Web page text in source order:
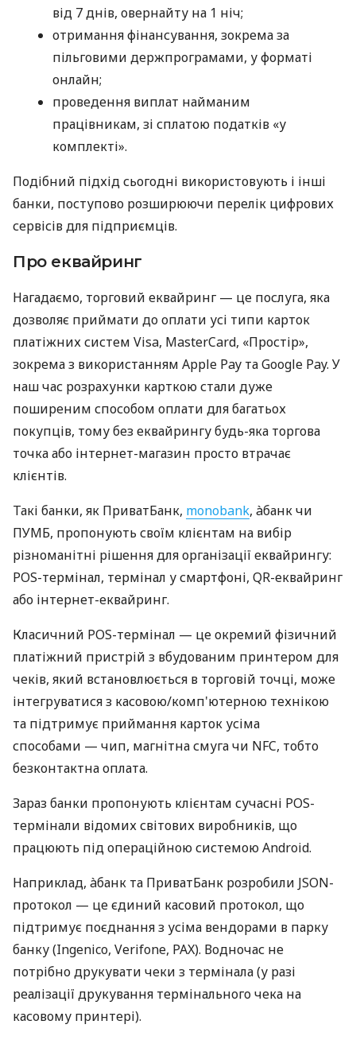
від 7 днів, овернайту на 1 ніч;
отримання фінансування, зокрема за
пільговими держпрограмами, у форматі
онлайн;
проведення виплат найманим
працівникам, зі сплатою податків «у
комплекті».
Подібний підхід сьогодні використовують і інші
банки, поступово розширюючи перелік цифрових
сервісів для підприємців.
Про еквайринг
Нагадаємо, торговий еквайринг — це послуга, яка
дозволяє приймати до оплати усі типи карток
платіжних систем Visa, MasterCard, «Простір»,
зокрема з використанням Apple Pay та Google Pay. У
наш час розрахунки карткою стали дуже
поширеним способом оплати для багатьох
покупців, тому без еквайрингу будь-яка торгова
точка або інтернет-магазин просто втрачає
клієнтів.
Такі банки, як ПриватБанк, monobank, àбанк чи
ПУМБ, пропонують своїм клієнтам на вибір
різноманітні рішення для організації еквайрингу:
POS-термінал, термінал у смартфоні, QR-еквайринг
або інтернет-еквайринг.
Класичний POS-термінал — це окремий фізичний
платіжний пристрій з вбудованим принтером для
чеків, який встановлюється в торговій точці, може
інтегруватися з касовою/комп'ютерною технікою
та підтримує приймання карток усіма
способами — чип, магнітна смуга чи NFC, тобто
безконтактна оплата.
Зараз банки пропонують клієнтам сучасні POS-
термінали відомих світових виробників, що
працюють під операційною системою Android.
Наприклад, àбанк та ПриватБанк розробили JSON-
протокол — це єдиний касовий протокол, що
підтримує поєднання з усіма вендорами в парку
банку (Ingenico, Verifone, PAX). Водночас не
потрібно друкувати чеки з термінала (у разі
реалізації друкування термінального чека на
касовому принтері).